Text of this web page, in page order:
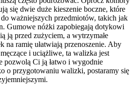
się dwie duże kieszenie boczne, które
ważniejszych przedmiotów, takich jak
Gumowe nóżki zapobiegają dotykowi
ją przed zużyciem, a wytrzymałe
na ramię ułatwiają przenoszenie. Aby
i uciążliwe, ta walizka jest
pozwolą Ci ją łatwo i wygodnie
o przygotowaniu walizki, postaramy się